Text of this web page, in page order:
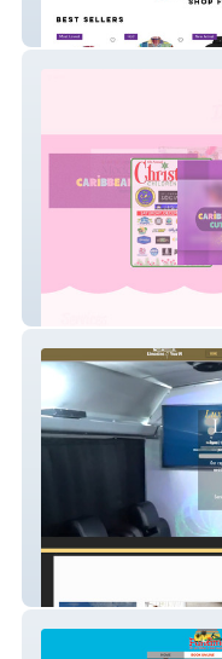
Flo Dynasty